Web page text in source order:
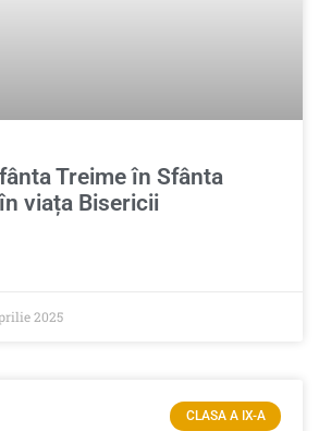
Treime în Sfânta
viața Bisericii
2025
CLASA A IX-A